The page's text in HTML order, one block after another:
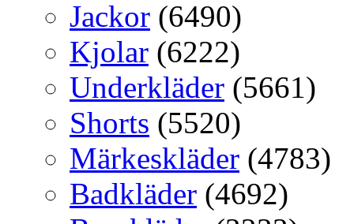
Jackor (6490)
Kjolar (6222)
Underkläder (5661)
Shorts (5520)
Märkeskläder (4783)
Badkläder (4692)